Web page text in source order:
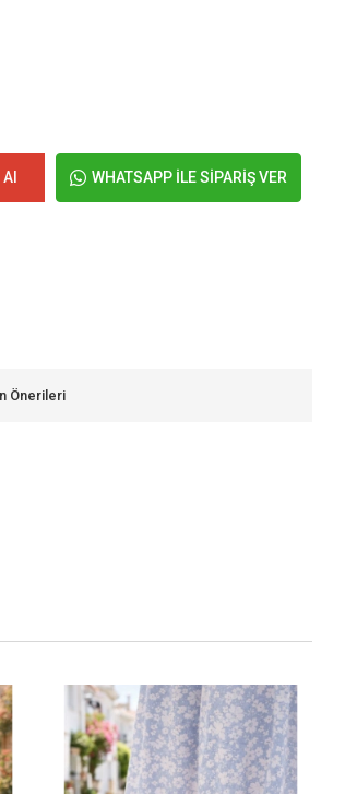
WHATSAPP İLE SİPARİŞ VER
Önerileri